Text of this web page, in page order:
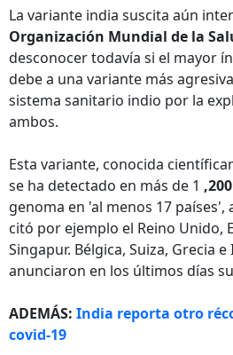
La variante india suscita aún
Organización Mundial de la
desconocer todavía si el mayor
debe a una variante más
sistema sanitario indio por la
ambos.
Esta variante, conocida
se ha detectado en más de 1
genoma en 'al menos 17 países',
citó por ejemplo el Reino Unido,
Singapur. Bélgica, Suiza, Grecia
anunciaron en los últimos días
ADEMÁS: India reporta otro
covid-19